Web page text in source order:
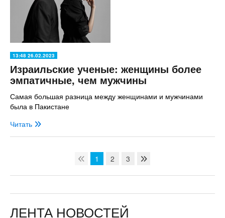
13:48 26.02.2023
Израильские ученые: женщины более
эмпатичные, чем мужчины
Самая большая разница между женщинами и мужчинами
была в Пакистане
Читать
1 2 3
ЛЕНТА НОВОСТЕЙ